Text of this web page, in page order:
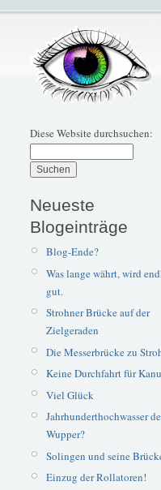
Diese Website durchsuchen:
Neueste
Blogeinträge
Blog-Ende?
Was lange währt, wird
gut.
Strohner Brücke auf der
Zielgeraden
Die Messerbrücke zu
Keine Durchfahrt für
Viel Glück
Jahrhunderthochwasser
Wupper?
Solingen und seine
Einzug der Rollatoren!